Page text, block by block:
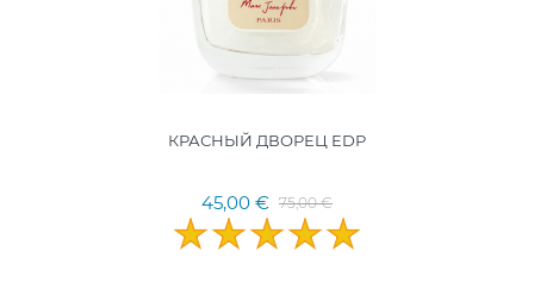
КРАСНЫЙ ДВОРЕЦ EDP
45,00 € 75,00 €